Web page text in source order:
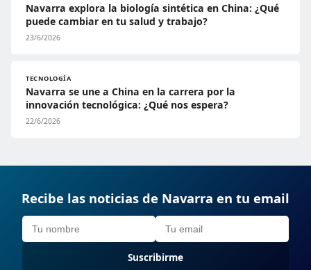
Navarra explora la biología sintética en China: ¿Qué
puede cambiar en tu salud y trabajo?
23/6/2026
TECNOLOGÍA
Navarra se une a China en la carrera por la
innovación tecnológica: ¿Qué nos espera?
22/6/2026
Recibe las noticias de Navarra en tu email
Suscribirme